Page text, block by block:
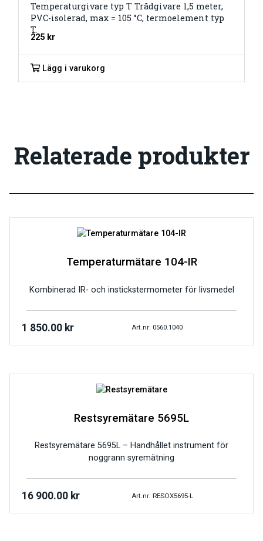
Temperaturgivare typ T Trådgivare 1,5 meter,
PVC-isolerad, max = 105 °C, termoelement typ
T.
225 kr
Lägg i varukorg
Relaterade produkter
Temperaturmätare 104-IR
Kombinerad IR- och instickstermometer för livsmedel
1 850.00 kr Art.nr: 0560.1040
Restsyremätare 5695L
Restsyremätare 5695L – Handhållet instrument för
noggrann syremätning
16 900.00 kr Art.nr: RESOX5695-L